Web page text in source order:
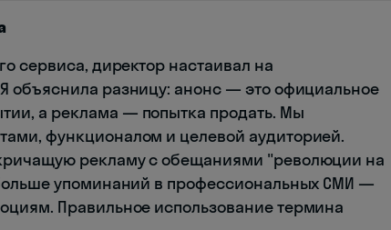
сервиса, директор настаивал на
объяснила разницу: анонс — это официальное
а реклама — попытка продать. Мы
функционалом и целевой аудиторией.
рекламу с обещаниями "революции на
упоминаний в профессиональных СМИ —
Правильное использование термина